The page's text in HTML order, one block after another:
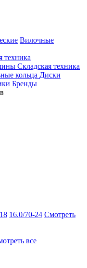
Вилочные
техника
Складская техника
кольца Диски
Бренды
16.0/70-24 Смотреть
все